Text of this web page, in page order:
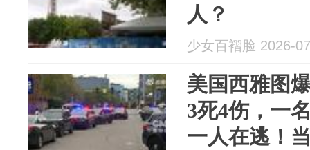
人？
少女百褶脸 2026-
美国西雅图
3死4伤，一
一人在逃！